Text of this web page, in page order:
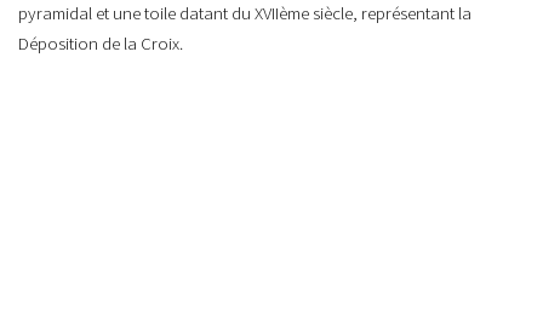
pyramidal et une toile datant du XVIIème siècle, représentant la
Déposition de la Croix.